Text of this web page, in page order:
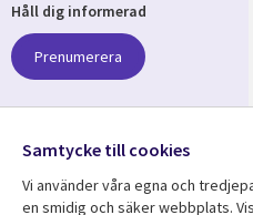
Håll dig informerad
Prenumerera
Följ oss
Social
Samtycke till cookies
Vi använder våra egna och
en smidig och säker webbplats.